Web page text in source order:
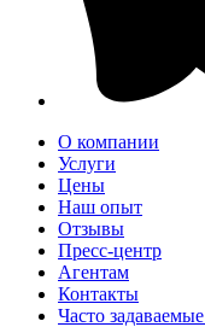
О компании
Услуги
Цены
Наш опыт
Отзывы
Пресс-центр
Агентам
Контакты
Часто